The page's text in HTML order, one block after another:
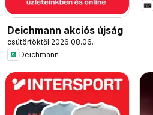
Deichmann akciós újság
csütörtöktől 2026.08.06.
Deichmann